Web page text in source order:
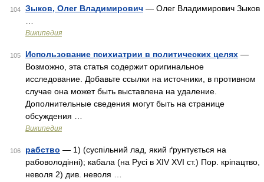
104 Зыков, Олег Владимирович — Олег Владимирович Зыков
Википедия
105 Использование психиатрии в политических целях —
Возможно, эта статья содержит оригинальное
исследование. Добавьте ссылки на источники, в противном
случае она может быть выставлена на удаление.
Дополнительные сведения могут быть на странице
обсуждения …
Википедия
106 рабство — 1) (суспільний лад, який ґрунтується на
рабоволодінні); кабала (на Русі в XIV XVI ст.) Пор. кріпацтво,
неволя 2) див. неволя …